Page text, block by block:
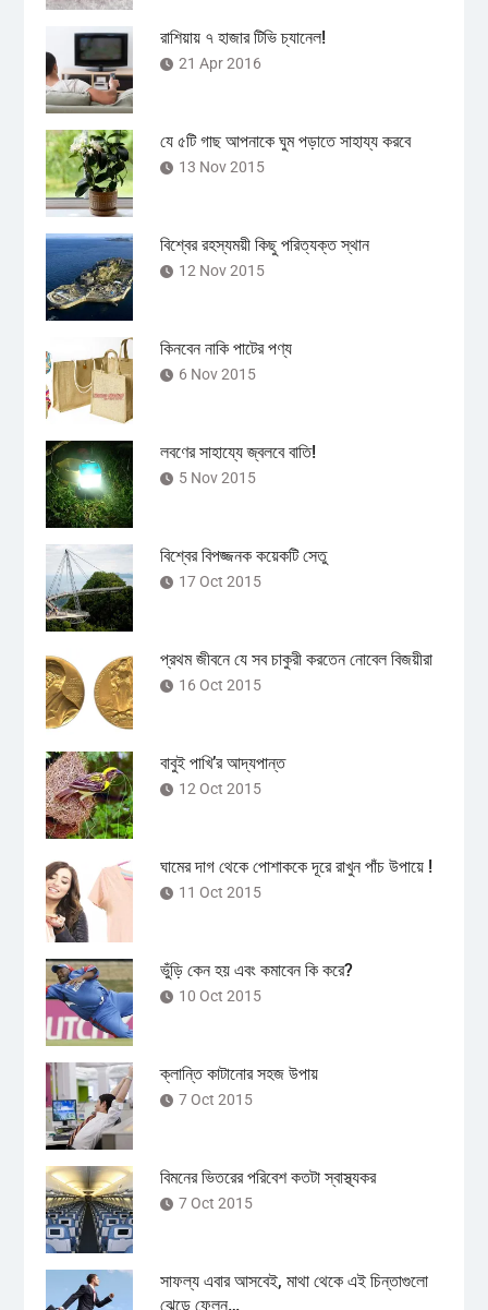
রাশিয়ায় ৭ হাজার টিভি চ্যানেল!
21 Apr 2016
যে ৫টি গাছ আপনাকে ঘুম পড়াতে সাহায্য করবে
13 Nov 2015
বিশ্বের রহস্যময়ী কিছু পরিত্যক্ত স্থান
12 Nov 2015
কিনবেন নাকি পাটের পণ্য
6 Nov 2015
লবণের সাহায্যে জ্বলবে বাতি!
5 Nov 2015
বিশ্বের বিপজ্জনক কয়েকটি সেতু
17 Oct 2015
প্রথম জীবনে যে সব চাকুরী করতেন নোবেল বিজয়ীরা
16 Oct 2015
বাবুই পাখি’র আদ্যপান্ত
12 Oct 2015
ঘামের দাগ থেকে পোশাককে দূরে রাখুন পাঁচ উপায়ে !
11 Oct 2015
ভুঁড়ি কেন হয় এবং কমাবেন কি করে?
10 Oct 2015
ক্লান্তি কাটানোর সহজ উপায়
7 Oct 2015
বিমনের ভিতরের পরিবেশ কতটা স্বাস্থ্যকর
7 Oct 2015
সাফল্য এবার আসবেই, মাথা থেকে এই চিন্তাগুলো
ঝেড়ে ফেলুন…